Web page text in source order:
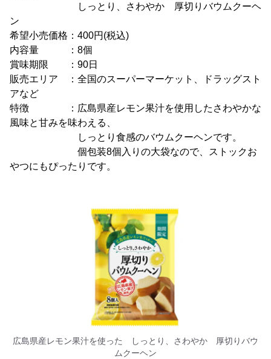
しっとり、さわやか 厚切りバウムクーヘ
ン
希望小売価格：400円(税込)
内容量 ：8個
賞味期限 ：90日
販売エリア ：全国のスーパーマーケット、ドラッグスト
アなど
特徴 ：広島県産レモン果汁を使用したさわやかな
風味と甘みを味わえる、
しっとり食感のバウムクーヘンです。
個包装8個入りの大袋なので、ストックお
やつにもぴったりです。
広島県産レモン果汁を使った しっとり、さわやか 厚切りバウ
ムクーヘン